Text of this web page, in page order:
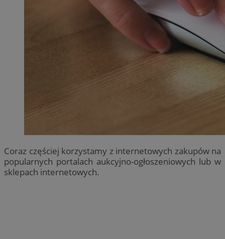
Coraz częściej korzystamy z internetowych zakupów na
popularnych portalach aukcyjno-ogłoszeniowych lub w
sklepach internetowych.